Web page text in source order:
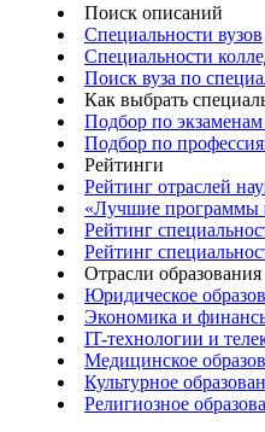
Поиск описаний
Специальности вузов
Специальности
Поиск вуза по
Как выбрать
Подбор по
Подбор по
Рейтинги
Рейтинг отраслей
«Лучшие программы
Рейтинг
Рейтинг
Отрасли образования
Юридическое
Экономика и
IT-технологии и
Медицинское
Культурное
Религиозное